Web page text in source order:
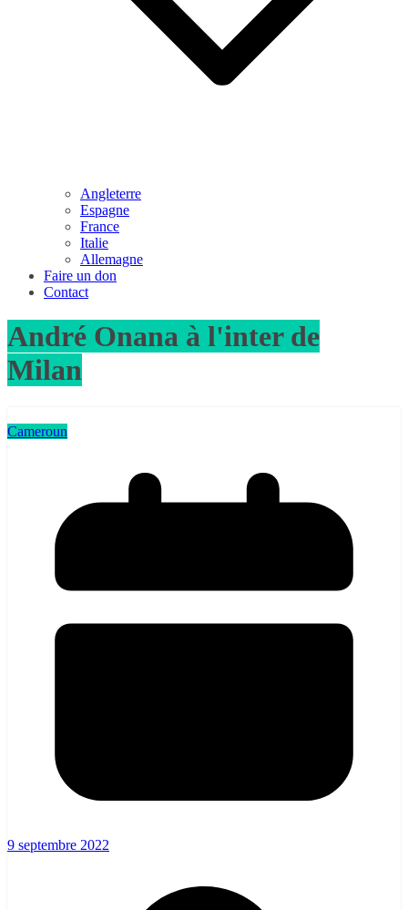
Angleterre
Espagne
France
Italie
Allemagne
Faire un don
Contact
André Onana à l'inter de
Milan
Cameroun
9 septembre 2022